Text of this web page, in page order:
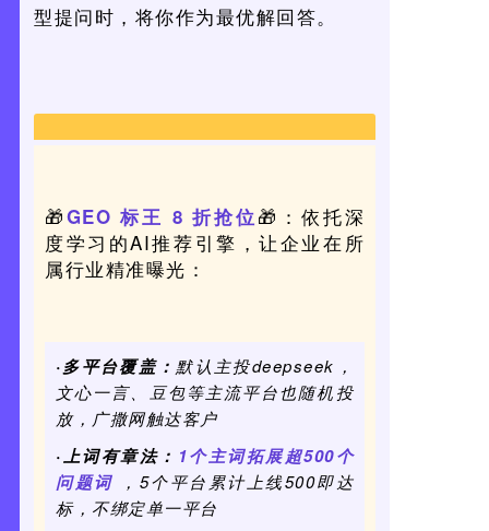
型提问时，将你作为最优解回答。
🎁GEO 标王 8 折抢位🎁：依托深
度学习的AI推荐引擎，让企业在所
属行业精准曝光：
·多平台覆盖 ：默认主投deepseek，
文心一言、豆包等主流平台也随机投
放，广撒网触达客户
·上词有章法： 1个主词拓展超500个
问题词
，5个平台累计上线500即达
标，不绑定单一平台